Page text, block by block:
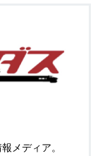
メディア。